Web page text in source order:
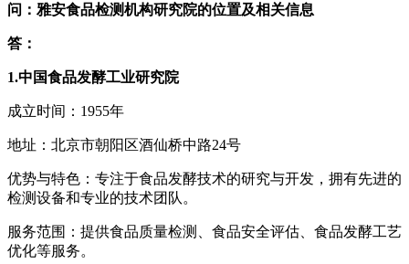
问：雅安食品检测机构研究院的位置及相关信息
答：
1.中国食品发酵工业研究院
成立时间：1955年
地址：北京市朝阳区酒仙桥中路24号
优势与特色：专注于食品发酵技术的研究与开发，拥有先进的
检测设备和专业的技术团队。
服务范围：提供食品质量检测、食品安全评估、食品发酵工艺
优化等服务。